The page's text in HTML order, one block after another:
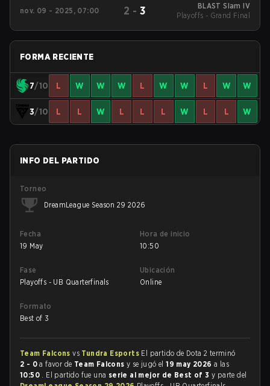
nov. 09 - 2025, 07:00 2 -3
BLAST Slam IV
Playoffs - Grand Final
FORMA RECIENTE
7/10 L W W W L W W L W W
3/10 L L W L L L W L L W
INFO DEL PARTIDO
Torneo
DreamLeague Season 29 2026
Fecha
19 May
Hora de inicio
10:50
Fase
Playoffs - UB Quarterfinals
Ubicación
Online
Formato
Best of 3
Team Falconsvs Tundra Esports El partido de Dota 2 terminó
2 - 0 a favor de Team Falconsy se jugó el19 may 2026a las
10:50 . El partido fue una serie al mejor de Best of 3y parte del